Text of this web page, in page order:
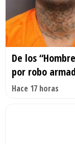
De los
por robo
Hace 17 horas